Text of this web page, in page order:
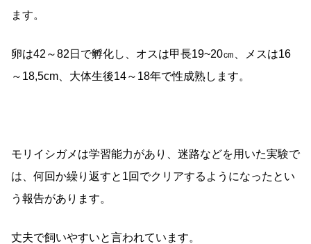
ます。
卵は42～82日で孵化し、オスは甲長19~20㎝、メスは16
～18,5cm、大体生後14～18年で性成熟します。
モリイシガメは学習能力があり、迷路などを用いた実験で
は、何回か繰り返すと1回でクリアするようになったとい
う報告があります。
丈夫で飼いやすいと言われています。